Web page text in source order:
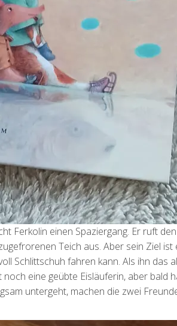
Ferkolin einen Spaziergang. Er ruft
Teich aus. Aber sein Ziel
Schlittschuh fahren kann. Als ihn das
eine geübte Eisläuferin, aber bald
untergeht, machen die zwei